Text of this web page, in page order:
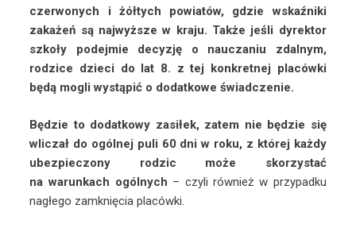
czerwonych i żółtych powiatów, gdzie wskaźniki
zakażeń są najwyższe w kraju. Także jeśli dyrektor
szkoły podejmie decyzję o nauczaniu zdalnym,
rodzice dzieci do lat 8. z tej konkretnej placówki
będą mogli wystąpić o dodatkowe świadczenie.
Będzie to dodatkowy zasiłek, zatem nie będzie się
wliczał do ogólnej puli 60 dni w roku, z której każdy
ubezpieczony rodzic może skorzystać
na warunkach ogólnych – czyli również w przypadku
nagłego zamknięcia placówki.